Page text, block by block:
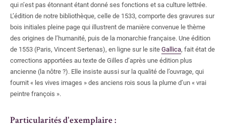
qui n’est pas étonnant étant donné ses fonctions et sa culture lettrée.
L’édition de notre bibliothèque, celle de 1533, comporte des gravures sur
bois initiales pleine page qui illustrent de manière convenue le thème
des origines de l’humanité, puis de la monarchie française. Une édition
de 1553 (Paris, Vincent Sertenas), en ligne sur le site Gallica, fait état de
corrections apportées au texte de Gilles d’après une édition plus
ancienne (la nôtre ?). Elle insiste aussi sur la qualité de l’ouvrage, qui
fournit « les vives images » des anciens rois sous la plume d’un « vrai
peintre françois ».
Particularités d'exemplaire :